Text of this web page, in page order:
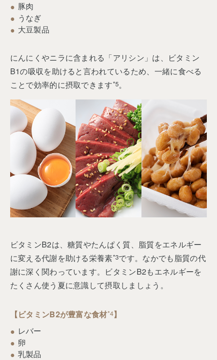
豚肉
うなぎ
大豆製品
にんにくやニラに含まれる「アリシン」は、ビタミン
B1の吸収を助けると言われているため、一緒に食べる
ことで効率的に摂取できます*5。
ビタミンB2は、糖質やたんぱく質、脂質をエネルギー
に変える代謝を助ける栄養素*3です。なかでも脂質の代
謝に深く関わっています。ビタミンB2もエネルギーを
たくさん使う夏に意識して摂取しましょう。
【ビタミンB2が豊富な食材*4】
レバー
卵
乳製品